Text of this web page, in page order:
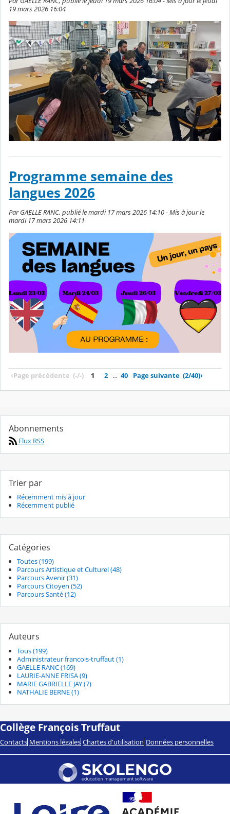
19 mars 2026 16:04
Programme semaine des
langues 2026
Par GAELLE RANC, publié le mardi 17 mars 2026 14:10 - Mis à jour le
mardi 17 mars 2026 14:11
‹Page précédente (-/-) 1 2 … 40 Page suivante (2/40)›
Abonnements
Flux RSS
Trier par
Récemment mis à jour
Récemment publié
Catégories
Toutes (199)
Parcours Artistique et Culturel (48)
Parcours Avenir (31)
Parcours Citoyen (52)
Parcours Santé (12)
Auteurs
Tous (199)
Administrateur francois-truffaut (1)
GAELLE RANC (169)
LAURIE-ANNE FRISA (9)
MARIE GABRIELLE JAY (7)
NATHALIE BERNE (1)
Collège François Truffaut
Contacts Mentions légales Chartes d'utilisation Données personnelles